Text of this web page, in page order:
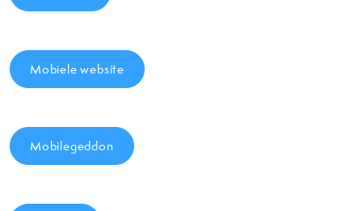
Mobiele website
Mobilegeddon